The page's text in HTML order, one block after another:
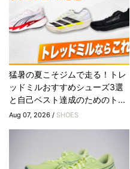
猛暑の夏こそジムで走る！トレ
ッドミルおすすめシューズ3選
と自己ベスト達成のためのト...
Aug 07, 2026 / SHOES